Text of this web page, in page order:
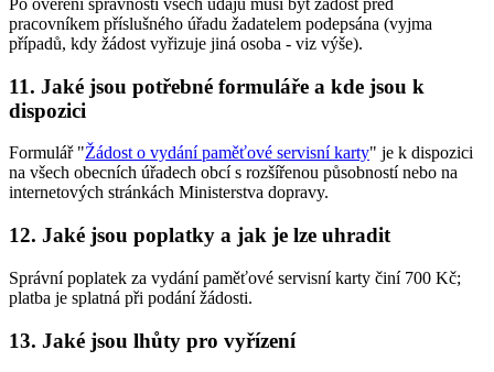
Po ověření správnosti všech údajů musí být žádost před
pracovníkem příslušného úřadu žadatelem podepsána (vyjma
případů, kdy žádost vyřizuje jiná osoba - viz výše).
11. Jaké jsou potřebné formuláře a kde jsou k
dispozici
Formulář "Žádost o vydání paměťové servisní karty" je k dispozici
na všech obecních úřadech obcí s rozšířenou působností nebo na
internetových stránkách Ministerstva dopravy.
12. Jaké jsou poplatky a jak je lze uhradit
Správní poplatek za vydání paměťové servisní karty činí 700 Kč;
platba je splatná při podání žádosti.
13. Jaké jsou lhůty pro vyřízení